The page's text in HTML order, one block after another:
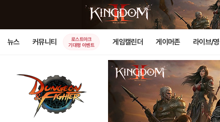
뉴스 커뮤니티
로스트아크
기대평 이벤트
게임캘린더 게이머존 라이브/